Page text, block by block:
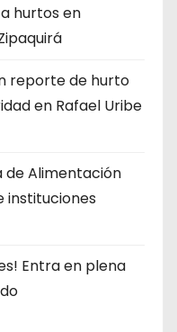
hurtos en
reporte de hurto
en Rafael Uribe
de Alimentación
instituciones
Entra en plena